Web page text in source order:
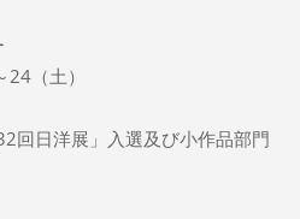
（土）
回日洋展」入選及び小作品部門